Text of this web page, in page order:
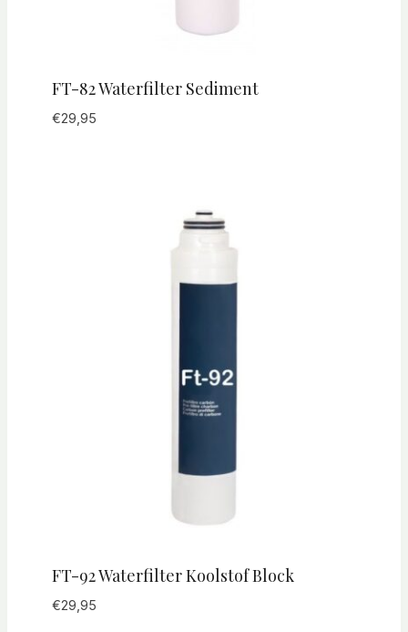
FT-82 Waterfilter Sediment
€29,95
FT-92 Waterfilter Koolstof Block
€29,95